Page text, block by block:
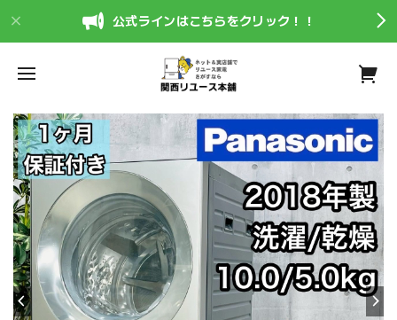
公式ラインはこちらをクリック！！